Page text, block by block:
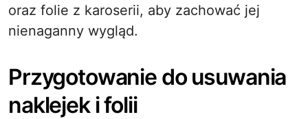
oraz folie z karoserii, aby zachować jej
nienaganny wygląd.
Przygotowanie do usuwania
naklejek i folii